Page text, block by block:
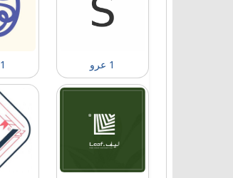
1 عرو 1 عرو